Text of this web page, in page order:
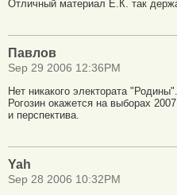
Отличный материал Е.К. так
Павлов
Sep 29 2006 12:36PM
Нет никакого электората
Рогозин окажется на выборах
и перспектива.
Yah
Sep 28 2006 10:32PM